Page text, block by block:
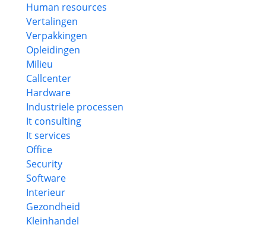
Human resources
Vertalingen
Verpakkingen
Opleidingen
Milieu
Callcenter
Hardware
Industriele processen
It consulting
It services
Office
Security
Software
Interieur
Gezondheid
Kleinhandel